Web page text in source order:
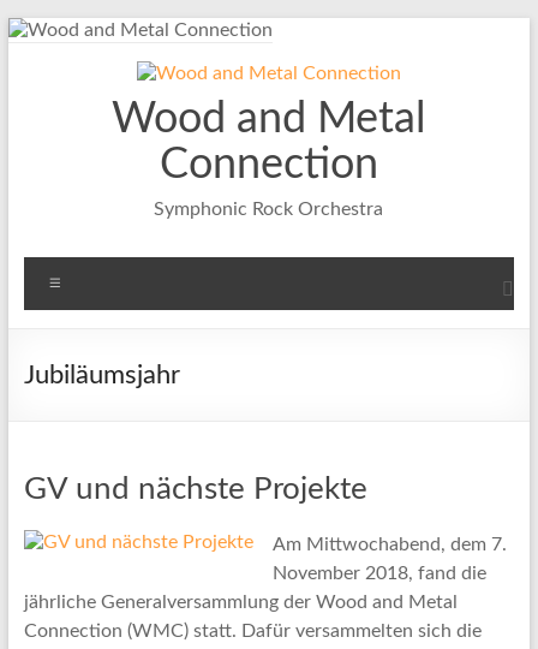
Zum
Wood and Metal
Connection
Symphonic Rock Orchestra
Jubiläumsjahr
GV und nächste Projekte
Am Mittwochabend, dem 7.
November 2018, fand die
jährliche Generalversammlung der Wood and Metal
Connection (WMC) statt. Dafür versammelten sich die